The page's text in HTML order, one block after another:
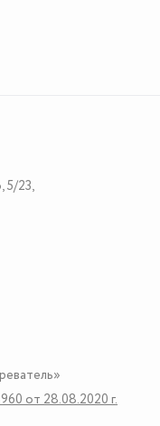
5/23,
от 28.08.2020 г.